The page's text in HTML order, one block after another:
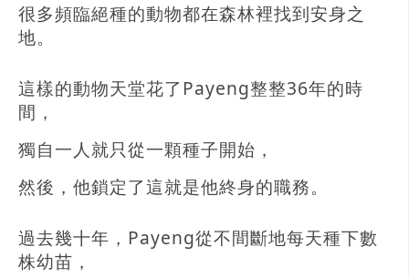
很多頻臨絕種的動物都在森林裡找到安身之
地。
這樣的動物天堂花了Payeng整整36年的時
間，
獨自一人就只從一顆種子開始，
然後，他鎖定了這就是他終身的職務。
過去幾十年，Payeng從不間斷地每天種下數
株幼苗，